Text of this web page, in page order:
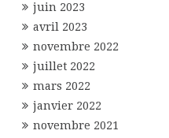
juin 2023
avril 2023
novembre 2022
juillet 2022
mars 2022
janvier 2022
novembre 2021